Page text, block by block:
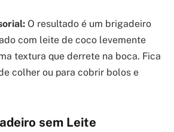
O resultado é um brigadeiro
com leite de coco levemente
textura que derrete na boca. Fica
colher ou para cobrir bolos e
sem Leite